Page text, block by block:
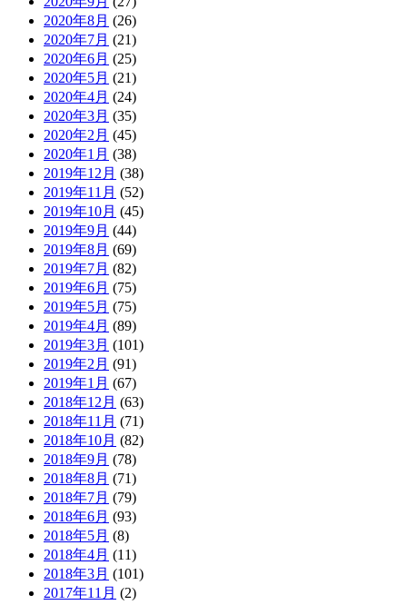
2020年8月 (26)
2020年7月 (21)
2020年6月 (25)
2020年5月 (21)
2020年4月 (24)
2020年3月 (35)
2020年2月 (45)
2020年1月 (38)
2019年12月 (38)
2019年11月 (52)
2019年10月 (45)
2019年9月 (44)
2019年8月 (69)
2019年7月 (82)
2019年6月 (75)
2019年5月 (75)
2019年4月 (89)
2019年3月 (101)
2019年2月 (91)
2019年1月 (67)
2018年12月 (63)
2018年11月 (71)
2018年10月 (82)
2018年9月 (78)
2018年8月 (71)
2018年7月 (79)
2018年6月 (93)
2018年5月 (8)
2018年4月 (11)
2018年3月 (101)
2017年11月 (2)